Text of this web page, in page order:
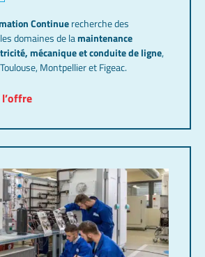
Continuerecherche des
domaines de lamaintenance
mécanique et conduite de ligne,
Montpellier et Figeac.